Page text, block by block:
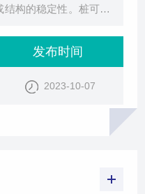
构的稳定性。桩可以
筑物或结构的稳定性
那些在受到外部载荷作
的桩。这类桩通常由
，如木材、钢筋混凝土
发布时间
2023-10-07